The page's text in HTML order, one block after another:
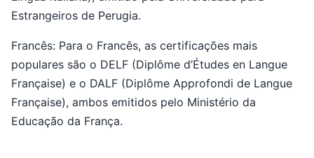
Estrangeiros de Perugia.
Francês: Para o Francês, as certificações mais
populares são o DELF (Diplôme d’Études en Langue
Française) e o DALF (Diplôme Approfondi de Langue
Française), ambos emitidos pelo Ministério da
Educação da França.